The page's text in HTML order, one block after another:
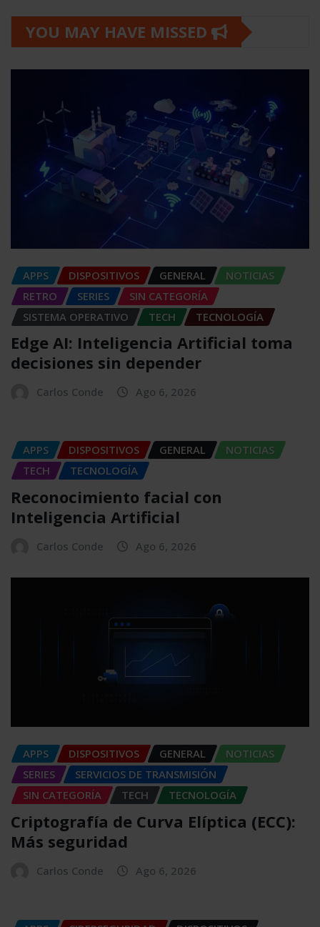
YOU MAY HAVE MISSED
APPS DISPOSITIVOS GENERAL
NOTICIAS
RETRO
SERIES
SIN CATEGORÍA
SISTEMA OPERATIVO
TECH TECNOLOGÍA
Edge AI: Inteligencia Artificial toma
decisiones sin depender
Carlos Conde Ago 6, 2026
APPS DISPOSITIVOS GENERAL
NOTICIAS
TECH
TECNOLOGÍA
Reconocimiento facial con
Inteligencia Artificial
Carlos Conde Ago 6, 2026
APPS DISPOSITIVOS GENERAL
NOTICIAS
SERIES
SERVICIOS DE TRANSMISIÓN
SIN CATEGORÍA
TECH TECNOLOGÍA
Criptografía de Curva Elíptica (ECC):
Más seguridad
Carlos Conde Ago 6, 2026